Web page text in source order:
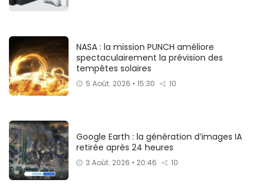
NASA : la mission PUNCH améliore
spectaculairement la prévision des
tempêtes solaires
5 Août. 2026 • 15:30 10
Google Earth : la génération d’images IA
retirée après 24 heures
3 Août. 2026 • 20:46 10